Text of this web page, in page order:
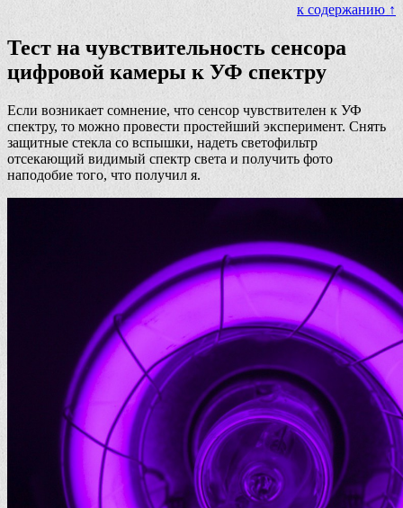
к содержанию ↑
Тест на чувствительность сенсора
цифровой камеры к УФ спектру
Если возникает сомнение, что сенсор чувствителен к УФ
спектру, то можно провести простейший эксперимент. Снять
защитные стекла со вспышки, надеть светофильтр
отсекающий видимый спектр света и получить фото
наподобие того, что получил я.